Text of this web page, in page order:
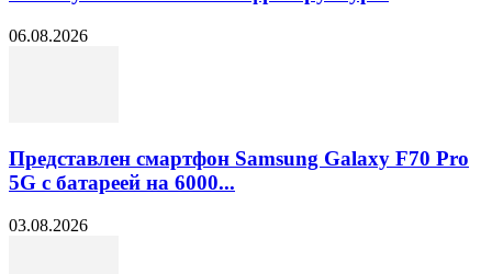
06.08.2026
Представлен смартфон Samsung Galaxy F70 Pro
5G с батареей на 6000...
03.08.2026